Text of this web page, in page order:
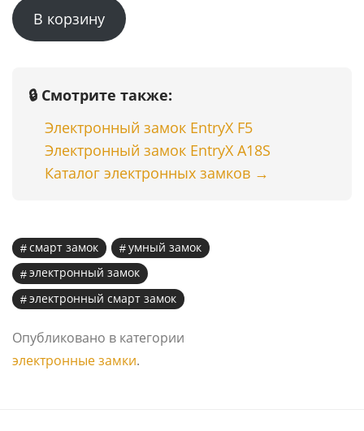
составляла
75500 ₸.
59999 ₸.
В корзину
🔒 Смотрите также:
Электронный замок EntryX F5
Электронный замок EntryX A18S
Каталог электронных замков →
смарт замок
умный замок
электронный замок
электронный смарт замок
Опубликовано в категории
электронные замки.